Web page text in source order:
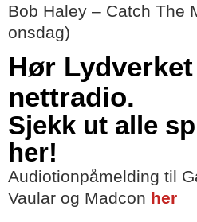
Bob Haley – Catch The
onsdag)
Hør
nettradio.
Sjekk ut alle
her!
Audiotionpåmelding til
Vaular og Madcon her